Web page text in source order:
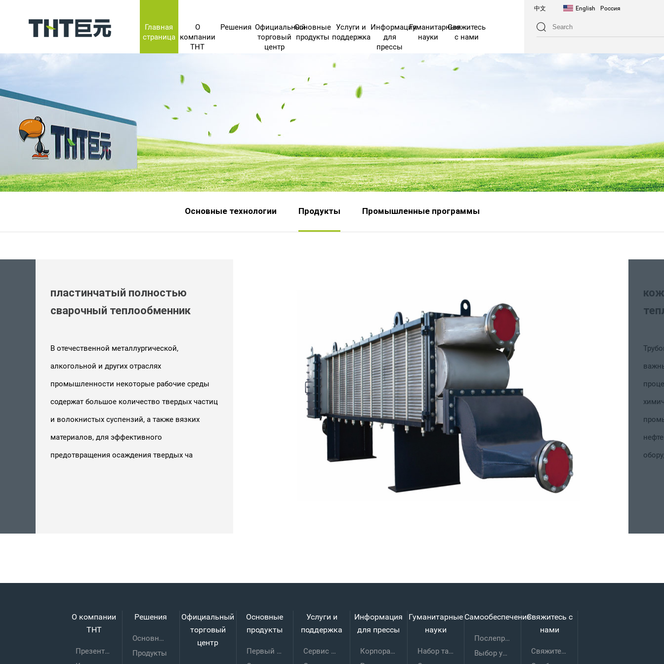
Главная
страница
О
компании
THT
Решения Официальный
торговый
центр
Основные
продукты
Услуги и
поддержка
Информация
для
прессы
Гуманитарные
науки
Свяжитесь
с нами
中文 English Россия
Основные технологии Продукты Промышленные программы
теплообменник
Трубопроводные теплообменники являются
важным оборудованием в технологических
процессах в нефтеперерабатывающей,
химической, энергетической и других отраслях
промышленности, согласно статистике на
нефтеперерабатывающих заводах, это
оборудование соста
О компании
THT
Презентация предприятия
Решения
Основные технологии
Продукты
Официальный
торговый
центр
Основные
продукты
Первый энергоэффективный плас
Услуги и
поддержка
Сервис THT
Информация
для прессы
Корпоративные новости
Гуманитарные
науки
Набор талантливых людей
Самообеспечение
Послепродажное обслуживание
Выбор услуг
Свяжитесь с
нами
Свяжитесь с нами